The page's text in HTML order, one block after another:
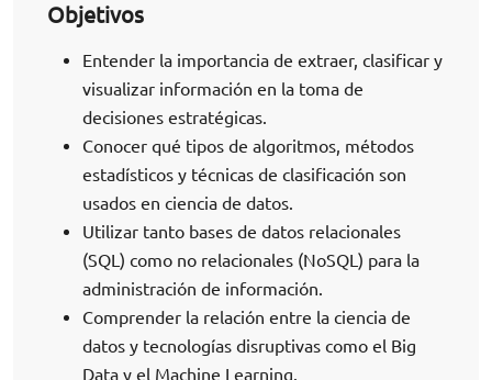
Objetivos
Entender la importancia de extraer, clasificar y
visualizar información en la toma de
decisiones estratégicas.
Conocer qué tipos de algoritmos, métodos
estadísticos y técnicas de clasificación son
usados en ciencia de datos.
Utilizar tanto bases de datos relacionales
(SQL) como no relacionales (NoSQL) para la
administración de información.
Comprender la relación entre la ciencia de
datos y tecnologías disruptivas como el Big
Data y el Machine Learning.